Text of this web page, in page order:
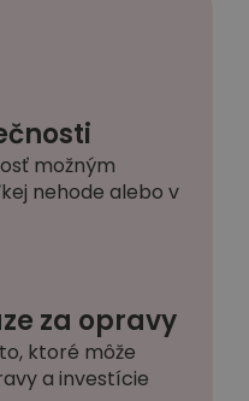
možným
nehode alebo v
za opravy
ktoré môže
a investície